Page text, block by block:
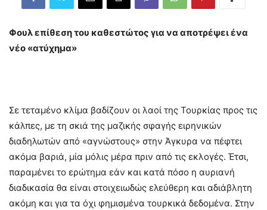
Φουλ επίθεση του καθεστώτος για να αποτρέψει ένα
νέο «ατύχημα»
Σε τεταμένο κλίμα βαδίζουν οι λαοί της Τουρκίας προς τις
κάλπες, με τη σκιά της μαζικής σφαγής ειρηνικών
διαδηλωτών από «αγνώστους» στην Άγκυρα να πέφτει
ακόμα βαριά, μία μόλις μέρα πριν από τις εκλογές. Έτσι,
παραμένει το ερώτημα εάν και κατά πόσο η αυριανή
διαδικασία θα είναι στοιχειωδώς ελεύθερη και αδιάβλητη
ακόμη και για τα όχι φημισμένα τουρκικά δεδομένα. Στην